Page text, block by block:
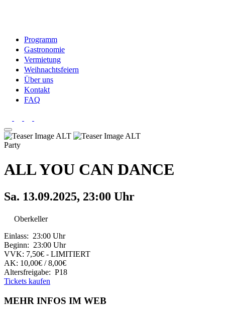
Programm
Gastronomie
Vermietung
Weihnachtsfeiern
Über uns
Kontakt
FAQ
Party
ALL YOU CAN DANCE
Sa. 13.09.2025, 23:00 Uhr
Oberkeller
Einlass: 23:00 Uhr
Beginn: 23:00 Uhr
VVK: 7,50€ - LIMITIERT
AK: 10,00€ / 8,00€
Altersfreigabe: P18
Tickets kaufen
MEHR INFOS IM WEB